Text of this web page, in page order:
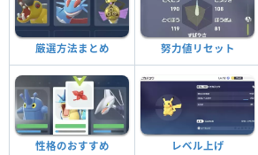
厳選方法まとめ 努力値リセット
性格のおすすめ レベル上げ